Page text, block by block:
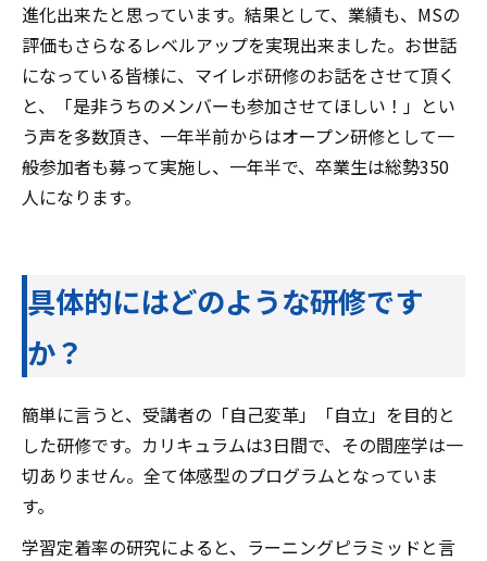
進化出来たと思っています。結果として、業績も、MSの
評価もさらなるレベルアップを実現出来ました。お世話
になっている皆様に、マイレボ研修のお話をさせて頂く
と、「是非うちのメンバーも参加させてほしい！」とい
う声を多数頂き、一年半前からはオープン研修として一
般参加者も募って実施し、一年半で、卒業生は総勢350
人になります。
具体的にはどのような研修です
か？
簡単に言うと、受講者の「自己変革」「自立」を目的と
した研修です。カリキュラムは3日間で、その間座学は一
切ありません。全て体感型のプログラムとなっていま
す。
学習定着率の研究によると、ラーニングピラミッドと言